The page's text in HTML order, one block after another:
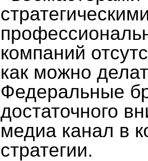
компаний
как можно
Федеральные
достаточного
медиа канал в
стратегии.